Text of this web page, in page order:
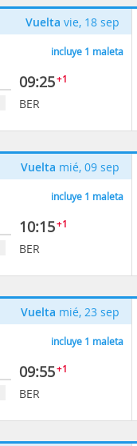
Vuelta vie, 18 sep
incluye 1 maleta
09:25+1
BER
Vuelta mié, 09 sep
incluye 1 maleta
10:15+1
BER
Vuelta mié, 23 sep
incluye 1 maleta
09:55+1
BER